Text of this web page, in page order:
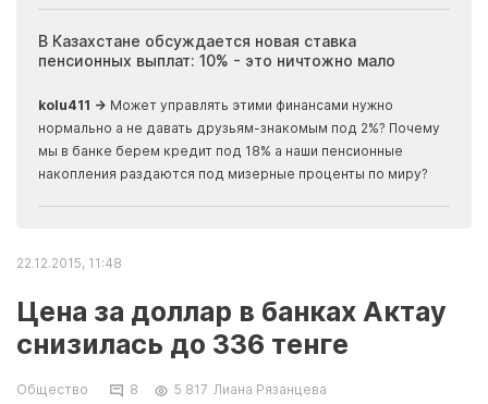
В Казахстане обсуждается новая ставка
пенсионных выплат: 10% - это ничтожно мало
kolu411 → Может управлять этими финансами нужно
нормально а не давать друзьям-знакомым под 2%? Почему
мы в банке берем кредит под 18% а наши пенсионные
накопления раздаются под мизерные проценты по миру?
22.12.2015, 11:48
Цена за доллар в банках Актау
снизилась до 336 тенге
Общество 8 5 817 Лиана Рязанцева